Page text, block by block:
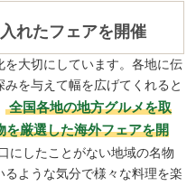
れたフェアを開催
大切にしています。各地に伝
を与えて幅を広げてくれると
全国各地の地方グルメを取
を厳選した海外フェアを開
にしたことがない地域の名物
ような気分で様々な料理を楽